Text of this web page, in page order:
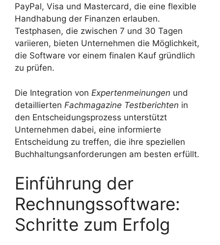
PayPal, Visa und Mastercard, die eine flexible
Handhabung der Finanzen erlauben.
Testphasen, die zwischen 7 und 30 Tagen
variieren, bieten Unternehmen die Möglichkeit,
die Software vor einem finalen Kauf gründlich
zu prüfen.
Die Integration von Expertenmeinungen und
detaillierten Fachmagazine Testberichten in
den Entscheidungsprozess unterstützt
Unternehmen dabei, eine informierte
Entscheidung zu treffen, die ihre speziellen
Buchhaltungsanforderungen am besten erfüllt.
Einführung der
Rechnungssoftware:
Schritte zum Erfolg